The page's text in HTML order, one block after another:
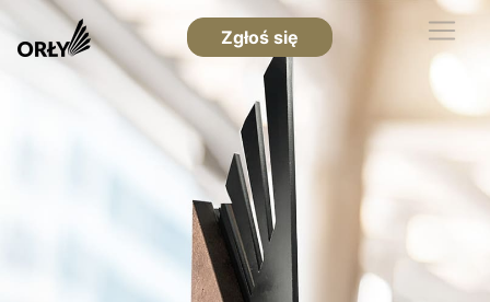
Zgłoś się